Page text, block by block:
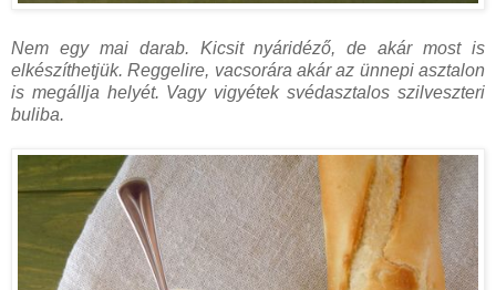
Nem egy mai darab. Kicsit nyáridéző, de akár most is
elkészíthetjük. Reggelire, vacsorára akár az ünnepi asztalon
is megállja helyét. Vagy vigyétek svédasztalos szilveszteri
buliba.